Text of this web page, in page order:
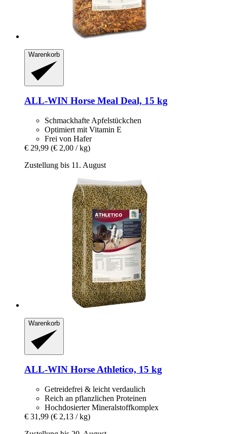
Warenkorb
ALL-WIN Horse Meal Deal, 15 kg
Schmackhafte Apfelstückchen
Optimiert mit Vitamin E
Frei von Hafer
€ 29,99 (€ 2,00 / kg)
Zustellung bis 11. August
Warenkorb
ALL-WIN HorseAthletico, 15 kg
Getreidefrei & leicht verdaulich
Reich an pflanzlichen Proteinen
Hochdosierter Mineralstoffkomplex
€ 31,99 (€ 2,13 / kg)